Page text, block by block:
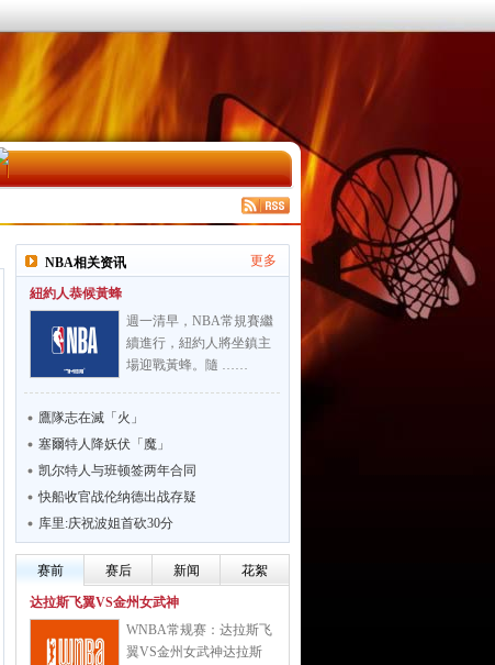
NBA相关资讯 更多
紐約人恭候黃蜂
週一清早，NBA常規賽繼
續進行，紐約人將坐鎮主
場迎戰黃蜂。隨 ……
鷹隊志在滅「火」
塞爾特人降妖伏「魔」
凯尔特人与班顿签两年合同
快船收官战伦纳德出战存疑
库里:庆祝波姐首砍30分
赛前 赛后 新闻 花絮
达拉斯飞翼VS金州女武神
WNBA常规赛：达拉斯飞
翼VS金州女武神达拉斯